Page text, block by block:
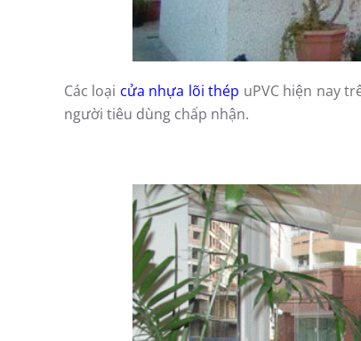
Các loại cửa nhựa lõi thép uPVC hiện nay
người tiêu dùng chấp nhận.